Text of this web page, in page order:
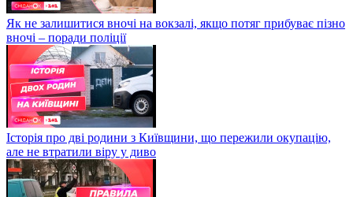
Як не залишитися вночі на вокзалі, якщо потяг прибуває пізно
вночі – поради поліції
Історія про дві родини з Київщини, що пережили окупацію,
але не втратили віру у диво